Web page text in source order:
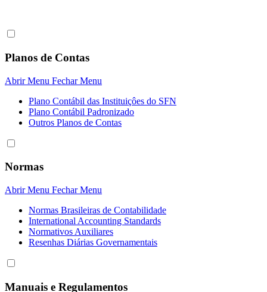
Planos de Contas
Abrir Menu Fechar Menu
Plano Contábil das Instituiçôes do SFN
Plano Contábil Padronizado
Outros Planos de Contas
Normas
Abrir Menu Fechar Menu
Normas Brasileiras de Contabilidade
International Accounting Standards
Normativos Auxiliares
Resenhas Diárias Governamentais
Manuais e Regulamentos